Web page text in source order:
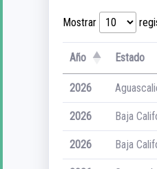
Mostrar
Año Estado
2026
2026 Baja
2026 Baja